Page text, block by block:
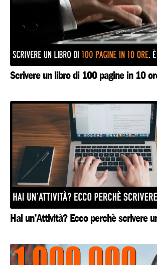
Scrivere un libro di 100 pagine in 10
Hai un’Attività? Ecco perchè scrivere